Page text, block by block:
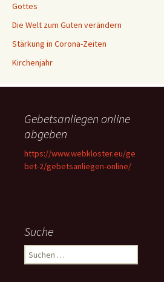
Gottes
Die Welt zum Guten verändern
Stärkung in Corona-Zeiten
Kirchenjahr
Gebetsanliegen online
abgeben
https://www.webkloster.eu/ge
bet-2/gebetsanliegen-online/
Suche
Suchen
nach: